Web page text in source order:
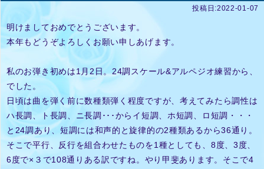
投稿日:2022-01-07
明けましておめでとうございます。
本年もどうぞよろしくお願い申しあげます。
私のお弾き初めは1月2日。24調スケール&アルペジオ練習から、
でした。
日頃は曲を弾く前に数種類弾く程度ですが、考えてみたら調性は
ハ長調、ト長調、ニ長調･･･からイ短調、ホ短調、ロ短調・・・
と24調あり、短調には和声的と旋律的の2種類あるから36通り。
そこで平行、反行を組合わせたものを1種としても、8度、3度、
6度で×３で108通りある訳ですね。やり甲斐あります。そこで4